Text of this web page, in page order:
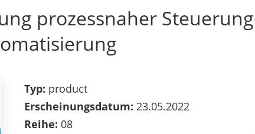
prozessnaher
Typ: product
Erscheinungsdatum: 23.05.2022
Reihe: 08